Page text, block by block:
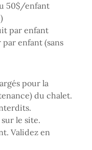
50$/enfant
par enfant
enfant (sans
pour la
du chalet.
le site.
Validez en